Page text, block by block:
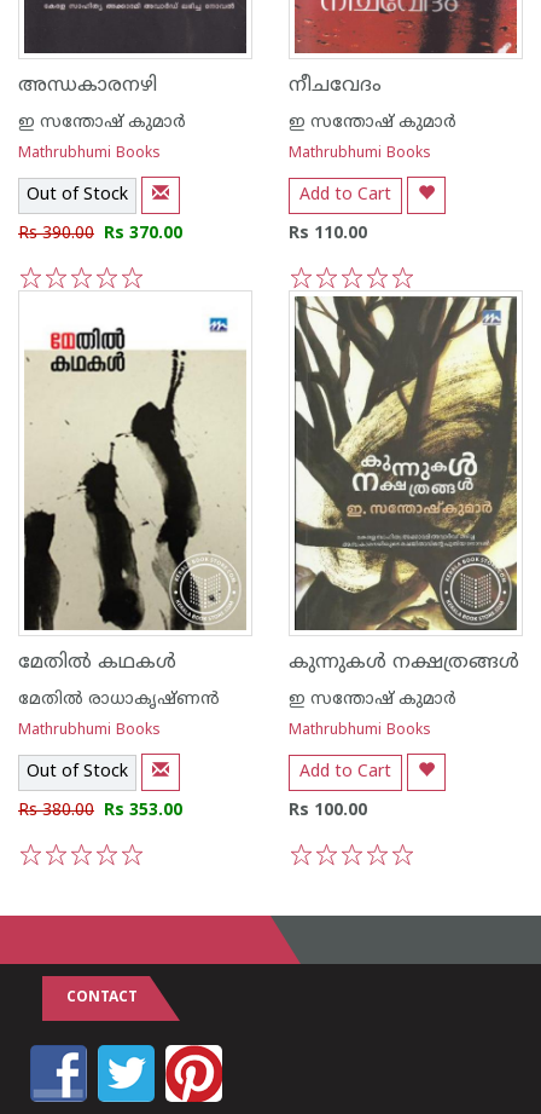
അന്ധകാരനഴി
ഇ സന്തോഷ് കുമാര്‍
Mathrubhumi Books
Out of Stock
Rs 390.00 Rs 370.00
നീചവേദം
ഇ സന്തോഷ് കുമാര്‍
Mathrubhumi Books
Add to Cart
Rs 110.00
5
4
3
2
1
മേതില്‍ കഥകള്‍
മേതില്‍ രാധാകൃഷ്ണന്‍
Mathrubhumi Books
Out of Stock
Rs 380.00 Rs 353.00
കുന്നുകള്‍ നക്ഷത്രങ്ങള്‍
ഇ സന്തോഷ് കുമാര്‍
Mathrubhumi Books
Add to Cart
Rs 100.00
CONTACT